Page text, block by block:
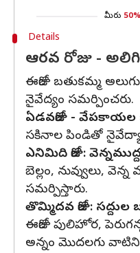
మీరు 50%
Details
ఆరవ రోజు -
ఈరోజు బతుకమ్మ
నైవేద్యం సమర్పించరు.
ఏడవరోజు - వేపకాయల
సకినాల పిండితో
ఎనిమిది రోజు:
బెల్లం, నువ్వులు,
సమర్పిస్తారు.
తొమ్మిదవ రోజు: సద్దుల
ఈరోజు పులిహోర,
అన్నం మొదలగు వాటిని